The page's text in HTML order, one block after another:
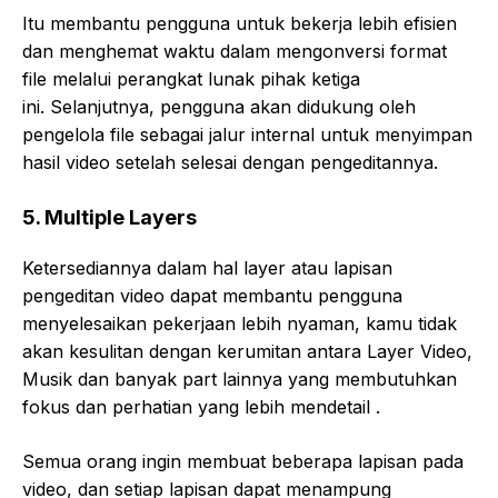
Itu membantu pengguna untuk bekerja lebih efisien
dan menghemat waktu dalam mengonversi format
file melalui perangkat lunak pihak ketiga
ini. Selanjutnya, pengguna akan didukung oleh
pengelola file sebagai jalur internal untuk menyimpan
hasil video setelah selesai dengan pengeditannya.
5. Multiple Layers
Ketersediannya dalam hal layer atau lapisan
pengeditan video dapat membantu pengguna
menyelesaikan pekerjaan lebih nyaman, kamu tidak
akan kesulitan dengan kerumitan antara Layer Video,
Musik dan banyak part lainnya yang membutuhkan
fokus dan perhatian yang lebih mendetail .
Semua orang ingin membuat beberapa lapisan pada
video, dan setiap lapisan dapat menampung